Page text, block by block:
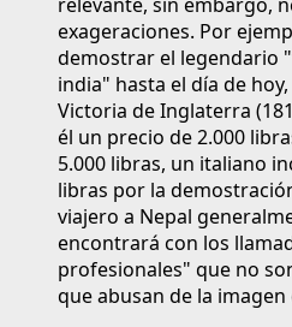
exageraciones. Por
demostrar el legendario
india" hasta el día de
Victoria de Inglaterra
él un precio de 2.000
5.000 libras, un italiano
libras por la
viajero a Nepal
encontrará con los
profesionales" que no
que abusan de la imagen